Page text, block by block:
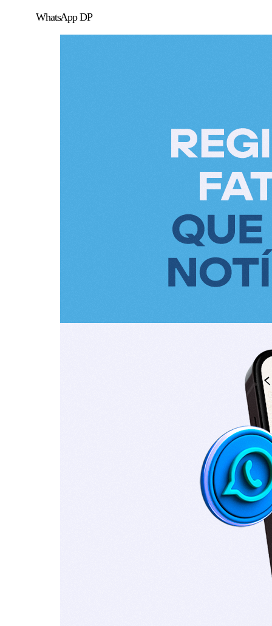
WhatsApp DP